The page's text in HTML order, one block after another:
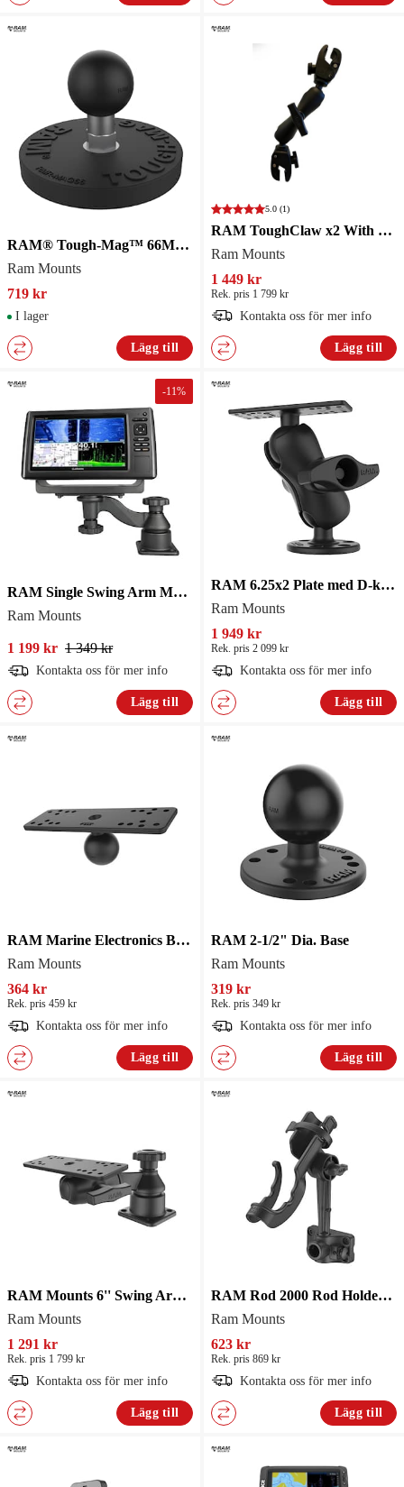
RAM® Tough-Mag™ 66MM Diameter Ball Base
Ram Mounts
719 kr
I lager
Lägg till
5.0 (1)
RAM ToughClaw x2 With Med Arm RAP-400-201
Ram Mounts
1 449 kr
Rek. pris 1 799 kr
Kontakta oss för mer info
Lägg till
-11%
RAM Single Swing Arm Mount System Horizontal
Ram Mounts
1 199 kr 1 349 kr
Kontakta oss för mer info
Lägg till
RAM 6.25x2 Plate med D-kula Kort Arm RAM-D-115-C
Ram Mounts
1 949 kr
Rek. pris 2 099 kr
Kontakta oss för mer info
Lägg till
RAM Marine Electronics Base 6 1/4" X 2"
Ram Mounts
364 kr
Rek. pris 459 kr
Kontakta oss för mer info
Lägg till
RAM 2-1/2" Dia. Base
Ram Mounts
319 kr
Rek. pris 349 kr
Kontakta oss för mer info
Lägg till
RAM Mounts 6'' Swing Arm Horizontal
Ram Mounts
1 291 kr
Rek. pris 1 799 kr
Kontakta oss för mer info
Lägg till
RAM Rod 2000 Rod Holder W Plung Bulkhead RAM-114-BMP
Ram Mounts
623 kr
Rek. pris 869 kr
Kontakta oss för mer info
Lägg till